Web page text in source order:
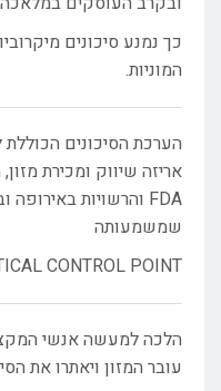
כך נמנע סיכונים
המוניות.
הערכת הסיכונים הכוללת
אריזה שיווק ומכירת
שמשמעותה
CONTROL POINT.
הלכה למעשה אנשי
עובר המזון ויאתרו את